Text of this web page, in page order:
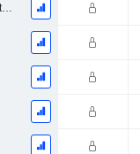
Gesamtzahl der ausstehenden Stammaktien